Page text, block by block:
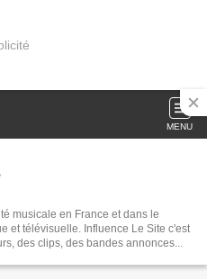
MENU
musicale en France et dans le
et télévisuelle. Influence Le Site c'est
des clips, des bandes annonces...